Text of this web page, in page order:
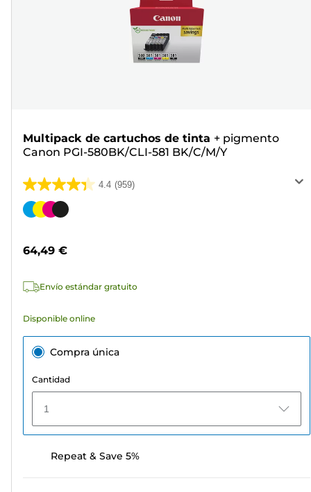
Multipack de cartuchos de tinta + pigmento
Canon PGI-580BK/CLI-581 BK/C/M/Y
4.4 (959)
4.4
de
959
Cartucho
64,49 €
Envío estándar gratuito
Disponible online
Compra única
Cantidad
1
Repeat & Save 5%